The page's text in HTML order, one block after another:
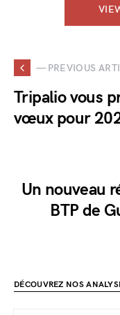
— PREVIOUS
Tripalio vous
vœux pour
Un nouveau
BTP de
DÉCOUVREZ NOS